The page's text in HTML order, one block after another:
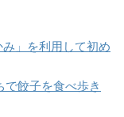
」を利用して初め
餃子を食べ歩き